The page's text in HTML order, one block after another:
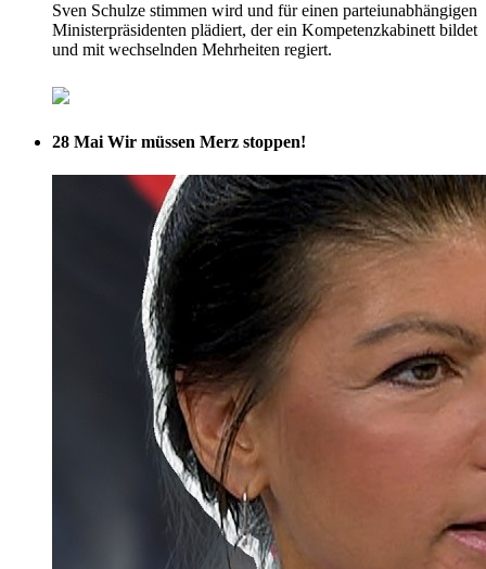
Sven Schulze stimmen wird und für einen parteiunabhängigen
Ministerpräsidenten plädiert, der ein Kompetenzkabinett bildet
und mit wechselnden Mehrheiten regiert.
28 Mai Wir müssen Merz stoppen!